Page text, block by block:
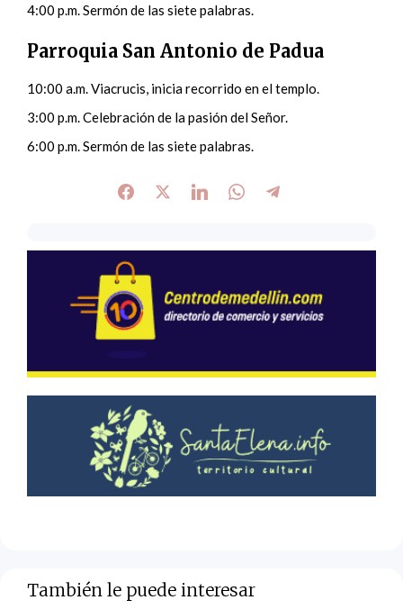
4:00 p.m. Sermón de las siete palabras.
Parroquia San Antonio de Padua
10:00 a.m. Viacrucis, inicia recorrido en el templo.
3:00 p.m. Celebración de la pasión del Señor.
6:00 p.m. Sermón de las siete palabras.
También le puede interesar